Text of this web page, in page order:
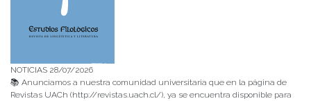
NOTICIAS 28/07/2026
📚 Anunciamos a nuestra comunidad universitaria que en la página de
Revistas UACh (http://revistas.uach.cl/), ya se encuentra disponible para